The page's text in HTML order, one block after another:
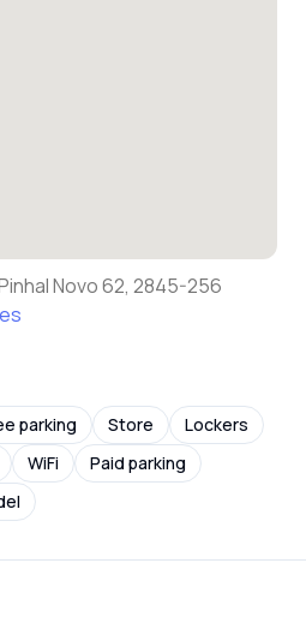
Novo 62, 2845-256
parking Store
Lockers
WiFi
Paid parking